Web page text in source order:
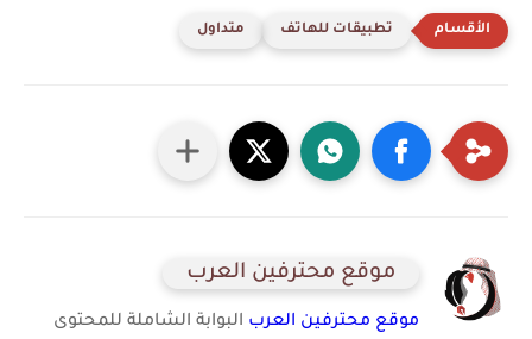
تطبيقات للهاتف متداول
موقع محترفين العرب
موقع محترفين العرب البوابة الشاملة للمحتوى